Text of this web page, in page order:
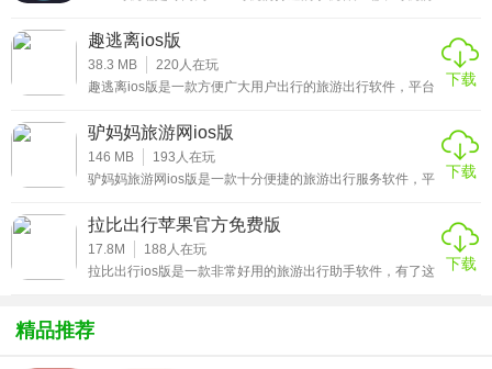
★拉比出行ios版主要功能
1、提升信息获取效率，你可以快速了解到最新的生活信息，
方便快捷;
自由切换城市;
3、所有的功能都能免费使用，天气数据和油价数据都是非常
要在手机上安装这款软件之后，绑定自己的银行卡就可以开
始准备接客了。在现在打车软件已经成为大家出门必备的软
件之后，优步这款外来打车软件也是与国内的滴滴打车竞
争，首先对于用户来说每邀请一个用户就可以获得30元的优
趣逃离ios版
38.3 MB 220人在玩
趣逃离ios版是一款方便广大用户出行的旅游出行软件，平台
用户自驾或跟团，会有专业的旅游团为用户服务，还有各式
各样主题团甚至私人团购。最大的有点在于，给用户提供
1000种旅游玩法和各类旅游服务，让用户能体验到最舒适的
旅行，感兴趣的小伙伴赶紧来下载这款趣逃离ios版体验吧。
下载
驴妈妈旅游网ios版
146 MB 193 人在玩
驴妈妈旅游网ios版是一款十分便捷的旅游出行服务软件，平
务，更有精选5A景点一元门票无限订购服务，一元就能畅玩
众多有趣的景点，同时软件还提供了一系列有特色的旅游服
务，包括游记等，让用户的出行更加的省心、放心，感兴趣
的小伙伴赶紧来下载这款驴妈妈旅游网ios版体验吧。
下载
拉比出行苹果官方免费版
17.8M 188 人在玩
拉比出行ios版是一款非常好用的旅游出行助手软件，有了这
的出行，软件占用内存少，所有数据均实时更新，使用户能
够了解最新的信息，更好地制定出行计划，感兴趣的小伙伴
下载
精品推荐